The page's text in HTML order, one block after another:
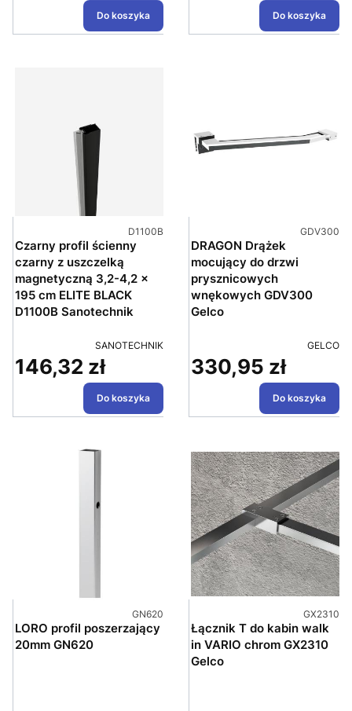
Do koszyka Do koszyka
Kod produktu
D1100B
Czarny profil ścienny
czarny z uszczelką
magnetyczną 3,2-4,2 x
195 cm ELITE BLACK
D1100B Sanotechnik
PRODUCENT
SANOTECHNIK
Cena
146,32 zł
Do koszyka
Kod
GDV300
DRAGON Drążek
mocujący do drzwi
prysznicowych
wnękowych GDV300
Gelco
GELCO
Cena
330,95 zł
Do koszyka
Kod produktu
GN620
LORO profil poszerzający
20mm GN620
Kod
GX2310
Łącznik T do kabin walk
in VARIO chrom GX2310
Gelco